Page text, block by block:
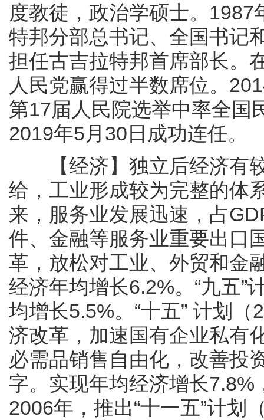
度教徒，政治学硕士。
特邦分部总书记、全国书记
担任古吉拉特邦首席部长。
人民党赢得过半数席位。
第17届人民院选举中率全国
2019年5月30日成功连任。
【经济】独立后经济有较
给，工业形成较为完整的体
来，服务业发展迅速，占
件、金融等服务业重要出口
革，放松对工业、外贸和金
经济年均增长6.2%。“九五”
均增长5.5%。“十五” 计划
济改革，加速国有企业私有
必需品销售自由化，改善投
字。实现年均经济增长
2006年，推出“十一五”计划